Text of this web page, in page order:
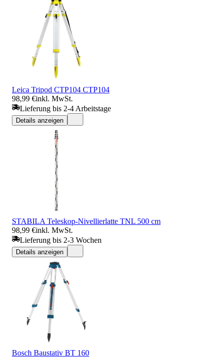
Leica Tripod CTP104 CTP104
98,99 €inkl. MwSt.
Lieferung bis 2-4 Arbeitstage
Details anzeigen
STABILA Teleskop-Nivellierlatte TNL 500 cm
98,99 €inkl. MwSt.
Lieferung bis 2-3 Wochen
Details anzeigen
Bosch Baustativ BT 160